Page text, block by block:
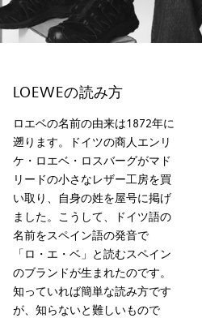
LOEWEの読み方
ロエベの名前の由来は1872年に
遡ります。ドイツの商人エンリ
ケ・ロエベ・ロスバーグがマド
リードの小さなレザー工房を買
い取り、自身の姓を屋号に掲げ
ました。こうして、ドイツ語の
名前をスペイン語の発音で
「ロ・エ・ベ」と読むスペイン
のブランドが生まれたのです。
知っていれば簡単な読み方です
が、知らないと難しいもので